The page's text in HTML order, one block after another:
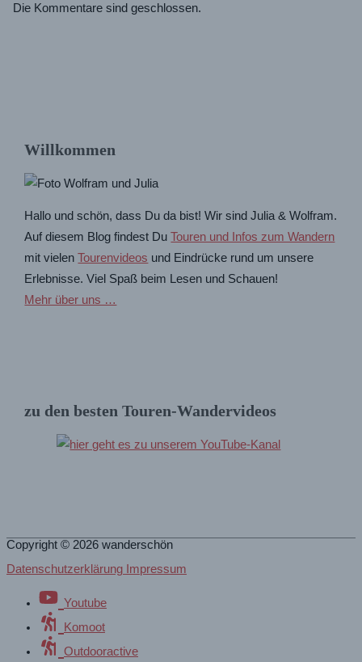
Willkommen
Hallo und schön, dass Du da bist! Wir sind Julia & Wolfram.
Auf diesem Blog findest DuTouren und Infos zum Wandern
mit vielenTourenvideos und Eindrücke rund um unsere
Erlebnisse. Viel Spaß beim Lesen und Schauen!
Mehr über uns …
zu den besten Touren-Wandervideos
Die Kommentare sind geschlossen.
Copyright © 2026 wanderschön
Datenschutzerklärung Impressum
Youtube
Komoot
Outdooractive